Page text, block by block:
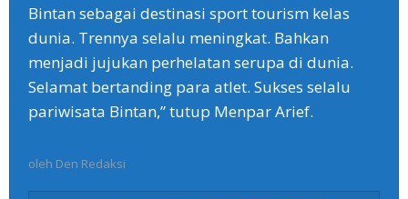
Bintan sebagai destinasi sport tourism kelas
dunia. Trennya selalu meningkat. Bahkan
menjadi jujukan perhelatan serupa di dunia.
Selamat bertanding para atlet. Sukses selalu
pariwisata Bintan,” tutup Menpar Arief.
oleh Den Redaksi